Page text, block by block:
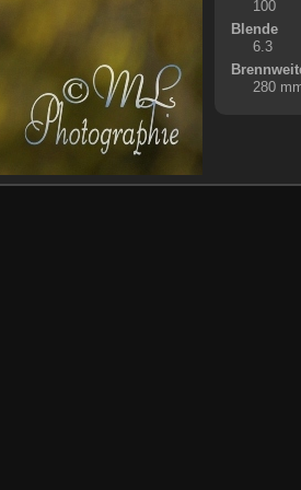
100
Blende
6.3
280